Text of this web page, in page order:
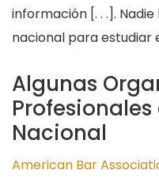
información [. . .].
nacional para estudiar
Algunas
Nacional
American Bar